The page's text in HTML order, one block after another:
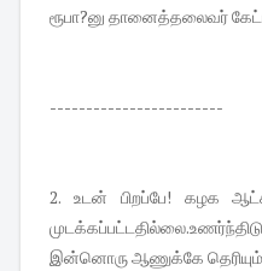
ரூபா?னு தானைத்தலைவர்
------------------------
2. உடன் பிறப்பே! கழக
இன்னொரு ஆணுக்கே